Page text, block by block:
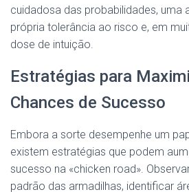
cuidadosa das probabilidades, uma
própria tolerância ao risco e, em
dose de intuição.
Estratégias para
Chances de Sucesso
Embora a sorte desempenhe um
existem estratégias que podem
sucesso na «chicken road».
padrão das armadilhas, identificar